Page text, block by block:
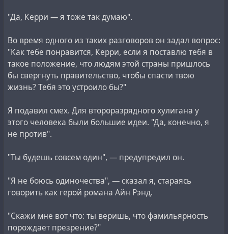
"Да, Керри — я тоже так думаю".
Во время одного из таких разговоров он задал вопрос:
"Как тебе понравится, Керри, если я поставлю тебя в
такое положение, что людям этой страны пришлось
бы свергнуть правительство, чтобы спасти твою
жизнь? Тебя это устроило бы?"
Я подавил смех. Для второразрядного хулигана у
этого человека были большие идеи. "Да, конечно, я
не против".
"Ты будешь совсем один", — предупредил он.
"Я не боюсь одиночества", — сказал я, стараясь
говорить как герой романа Айн Рэнд.
"Скажи мне вот что: ты веришь, что фамильярность
порождает презрение?"